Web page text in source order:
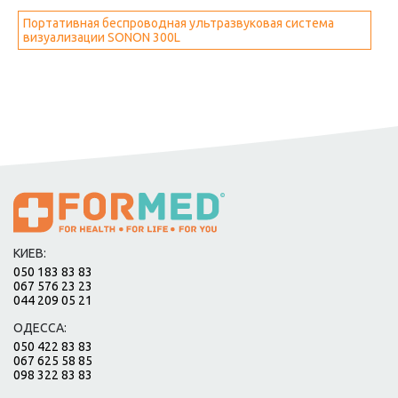
Портативная беспроводная ультразвуковая система
визуализации SONON 300L
КИЕВ:
050 183 83 83
067 576 23 23
044 209 05 21
ОДЕССА:
050 422 83 83
067 625 58 85
098 322 83 83